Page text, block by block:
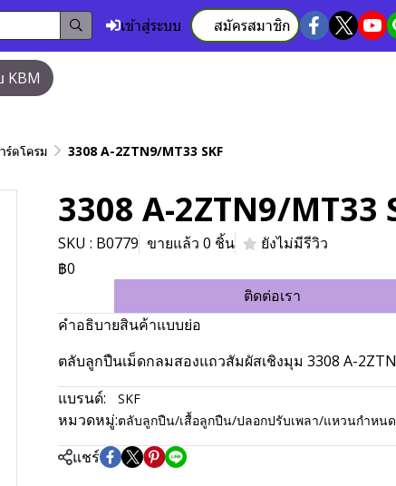
เข้าสู่ระบบ สมัครสมาชิก
KBM
ดโครม 3308 A-2ZTN9/MT33 SKF
3308 A-2ZTN9/MT33
SKU : B0779 ขายแล้ว 0 ชิ้น ยังไม่มีรีวิว
฿0
ติดต่อเรา
คำอธิบายสินค้าแบบย่อ
ตลับลูกปืนเม็ดกลมสองแถวสัมผัสเชิงมุม 3308 A-
แบรนด์:
SKF
หมวดหมู่:ตลับลูกปืน/เสื้อลูกปืน/ปลอกปรับเพลา/แหวนกำหน
แชร์